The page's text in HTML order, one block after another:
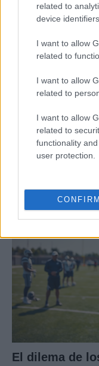
related to
device
I want to allow
related to
I want to allow
related to
I want to allow
related to
functionality
user protection.
CONFIRM
Masacre de
conmocionó a
CRÓNICA
El dilema de